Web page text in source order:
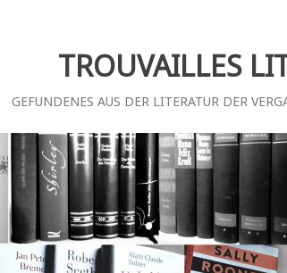
TROUVAILLES
GEFUNDENES AUS DER LITERATUR DER